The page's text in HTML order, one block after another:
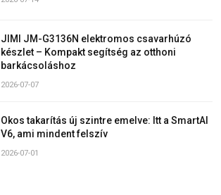
JIMI JM-G3136N elektromos csavarhúzó
készlet – Kompakt segítség az otthoni
barkácsoláshoz
2026-07-07
Okos takarítás új szintre emelve: Itt a SmartAI
V6, ami mindent felszív
2026-07-01